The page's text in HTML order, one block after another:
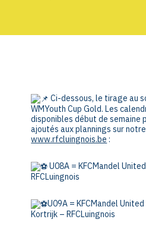
Ci-dessous, le tirage au
WMYouth Cup Gold. Les
disponibles début de semaine
ajoutés aux plannings sur
www.rfcluingnois.be :
U08A = KFCMandel
RFCLuingnois
U09A = KFCMandel
Kortrijk – RFCLuingnois